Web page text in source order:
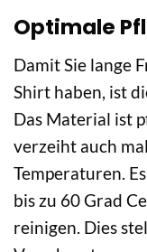
Optimale
Damit Sie lange
Shirt haben, ist
Das Material ist
verzeiht auch
Temperaturen.
bis zu 60 Grad
reinigen. Dies